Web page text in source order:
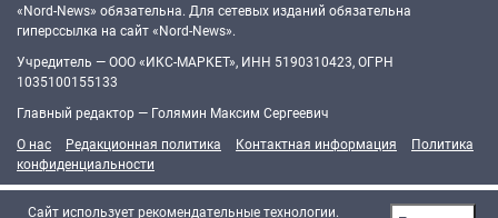
«Nord-News» обязательна. Для сетевых изданий обязательна
гиперссылка на сайт «Nord-News».
Учредитель — ООО «ИКС-МАРКЕТ», ИНН 5190310423, ОГРН
1035100155133
Главный редактор — Голямин Максим Сергеевич
О нас
Редакционная политика Контактная информация
Политика
конфиденциальности
Cайт использует рекомендательные технологии.